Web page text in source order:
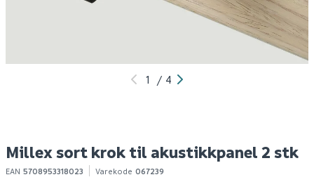
1 / 4
Millex sort krok til akustikkpanel 2 stk
EAN 5708953318023 Varekode 067239